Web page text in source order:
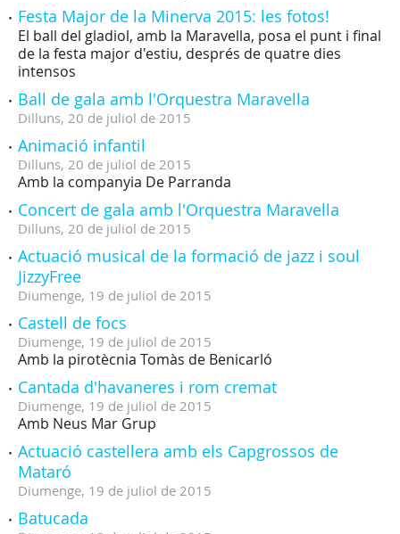
Festa Major de la Minerva 2015: les fotos!
El ball del gladiol, amb la Maravella, posa el punt i final
de la festa major d'estiu, després de quatre dies
intensos
Ball de gala amb l'Orquestra Maravella
Dilluns, 20 de juliol de 2015
Animació infantil
Dilluns, 20 de juliol de 2015
Amb la companyia De Parranda
Concert de gala amb l'Orquestra Maravella
Dilluns, 20 de juliol de 2015
Actuació musical de la formació de jazz i soul
JizzyFree
Diumenge, 19 de juliol de 2015
Castell de focs
Diumenge, 19 de juliol de 2015
Amb la pirotècnia Tomàs de Benicarló
Cantada d'havaneres i rom cremat
Diumenge, 19 de juliol de 2015
Amb Neus Mar Grup
Actuació castellera amb els Capgrossos de
Mataró
Diumenge, 19 de juliol de 2015
Batucada